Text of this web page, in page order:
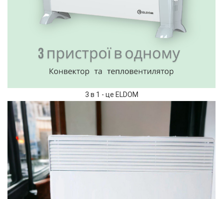
3 в 1 - це ELDOM